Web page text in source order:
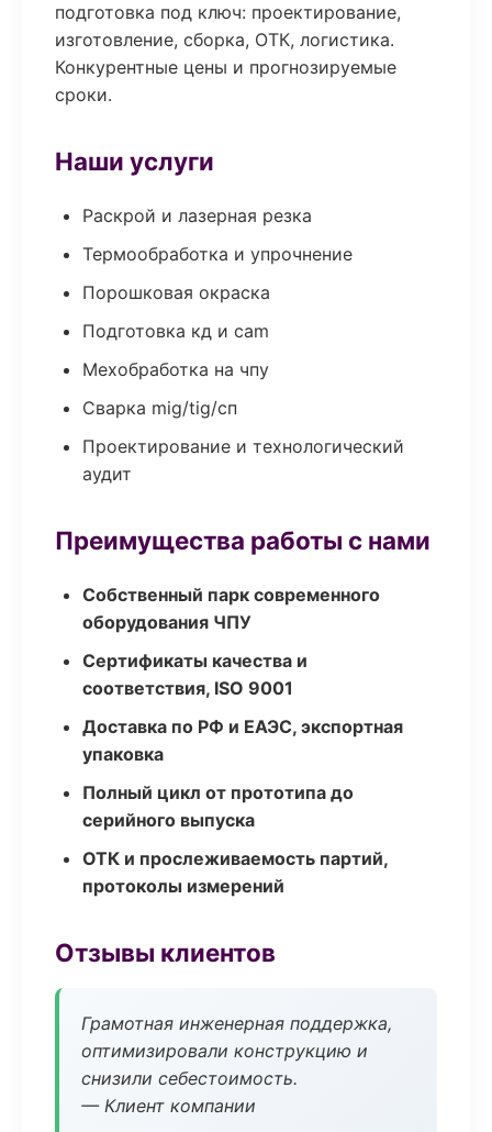
подготовка под ключ: проектирование,
изготовление, сборка, ОТК, логистика.
Конкурентные цены и прогнозируемые
сроки.
Наши услуги
Раскрой и лазерная резка
Термообработка и упрочнение
Порошковая окраска
Подготовка кд и cam
Мехобработка на чпу
Сварка mig/tig/сп
Проектирование и технологический
аудит
Преимущества работы с нами
Собственный парк современного
оборудования ЧПУ
Сертификаты качества и
соответствия, ISO 9001
Доставка по РФ и ЕАЭС, экспортная
упаковка
Полный цикл от прототипа до
серийного выпуска
ОТК и прослеживаемость партий,
протоколы измерений
Отзывы клиентов
Грамотная инженерная поддержка,
оптимизировали конструкцию и
снизили себестоимость.
— Клиент компании